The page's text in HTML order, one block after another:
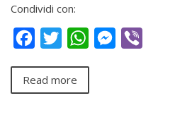
Condividi con:
FacebookTwitterWhatsAppMessenger
Read more